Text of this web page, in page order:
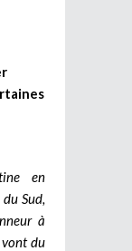
en
Sud,
à
du